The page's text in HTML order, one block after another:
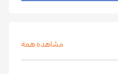
مشاهده همه